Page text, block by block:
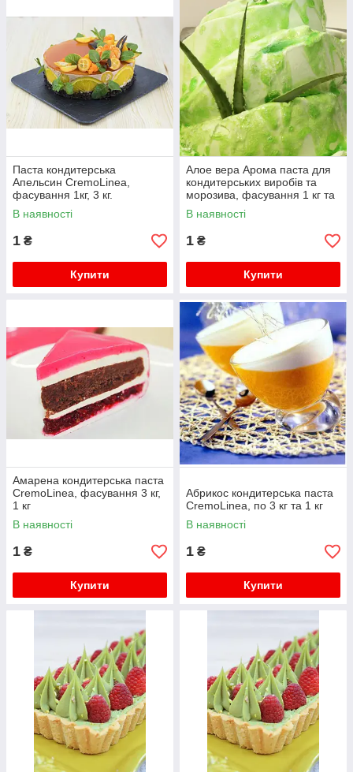
Паста кондитерська
Апельсин CremoLinea,
фасування 1кг, 3 кг.
В наявності
1 ₴
Купити
Алое вера Арома паста для
кондитерських виробів та
морозива, фасування 1 кг та
3,5 кг Cremo Linea
В наявності
1 ₴
Купити
Амарена кондитерська паста
CremoLinea, фасування 3 кг,
1 кг
В наявності
1 ₴
Купити
Абрикос кондитерська паста
CremoLinea, по 3 кг та 1 кг
В наявності
1 ₴
Купити